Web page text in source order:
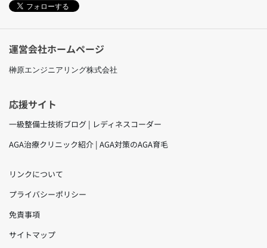
フォローする
運営会社ホームページ
榊原エンジニアリング株式会社
応援サイト
一級整備士技術ブログ | レディネスコーダー
AGA治療クリニック紹介 | AGA対策のAGA育毛
リンクについて
プライバシーポリシー
免責事項
サイトマップ